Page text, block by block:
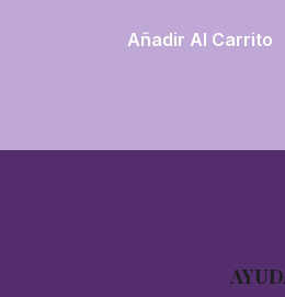
Añadir Al Carrito